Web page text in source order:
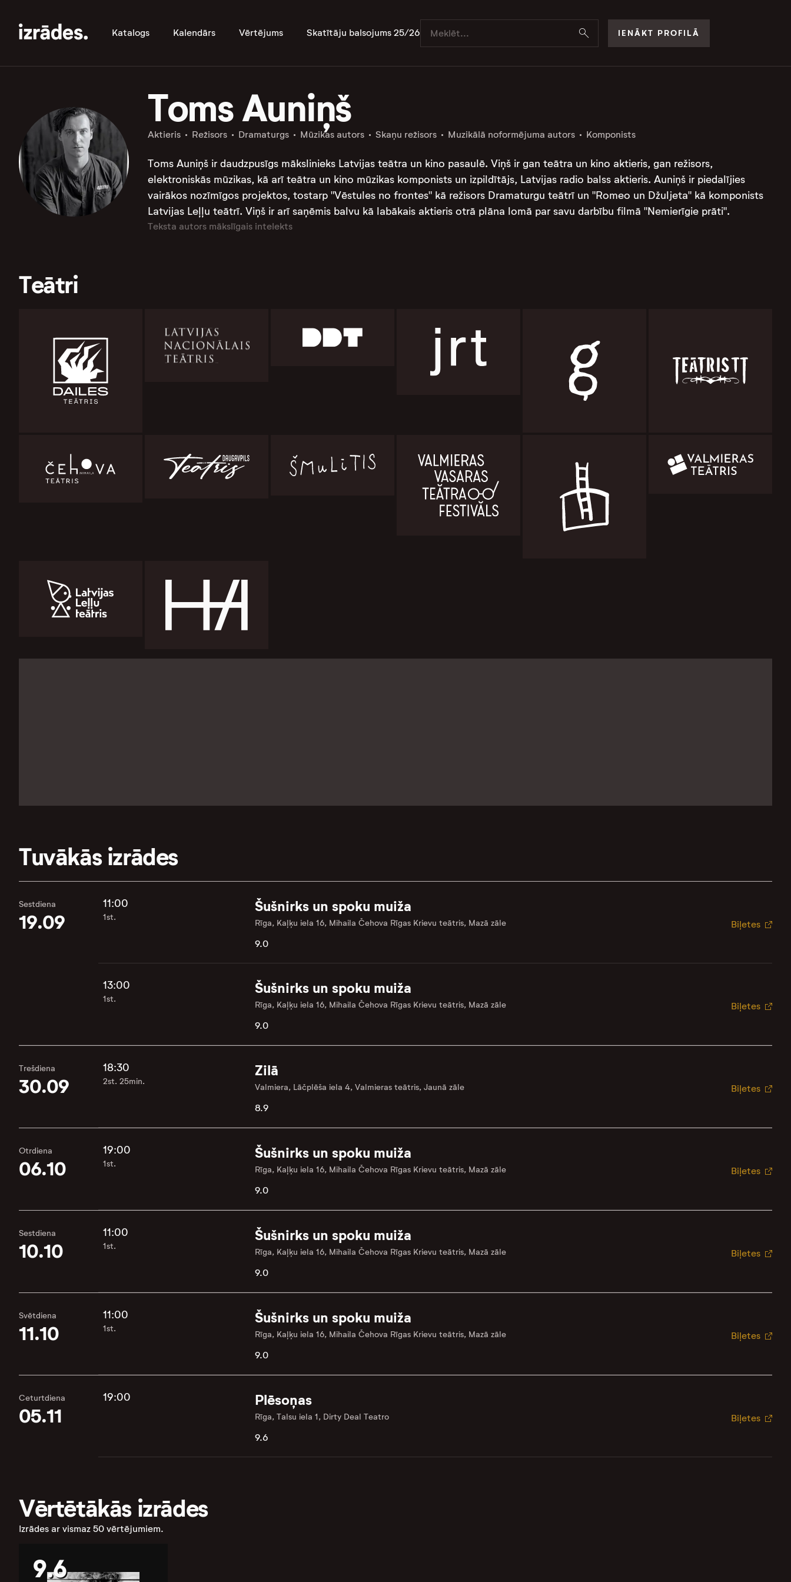
Katalogs Kalendārs Vērtējums Skatītāju balsojums 25/26 IENĀKT PROFILĀ
Toms Auniņš
Aktieris Režisors Dramaturgs Mūzikas autors Skaņu režisors Muzikālā noformējuma autors Komponists
Toms Auniņš ir daudzpusīgs mākslinieks Latvijas teātra un kino pasaulē. Viņš ir gan teātra un kino aktieris, gan režisors,
elektroniskās mūzikas, kā arī teātra un kino mūzikas komponists un izpildītājs, Latvijas radio balss aktieris. Auniņš ir piedalījies
vairākos nozīmīgos projektos, tostarp "Vēstules no frontes" kā režisors Dramaturgu teātrī un "Romeo un Džuljeta" kā komponists
Latvijas Leļļu teātrī. Viņš ir arī saņēmis balvu kā labākais aktieris otrā plāna lomā par savu darbību filmā "Nemierīgie prāti"​​​​​​​​.
Teksta autors mākslīgais intelekts
Teātri
Tuvākās izrādes
Sestdiena
19.09
11:00
1st.
Šušnirks un spoku muiža
Rīga, Kaļķu iela 16, Mihaila Čehova Rīgas Krievu teātris, Mazā zāle
9.0
Biļetes
13:00
1st.
Šušnirks un spoku muiža
Rīga, Kaļķu iela 16, Mihaila Čehova Rīgas Krievu teātris, Mazā zāle
9.0
Biļetes
Trešdiena
30.09
18:30
2st. 25min.
Zilā
Valmiera, Lāčplēša iela 4, Valmieras teātris, Jaunā zāle
8.9
Biļetes
Otrdiena
06.10
19:00
1st.
Šušnirks un spoku muiža
Rīga, Kaļķu iela 16, Mihaila Čehova Rīgas Krievu teātris, Mazā zāle
9.0
Biļetes
Sestdiena
10.10
11:00
1st.
Šušnirks un spoku muiža
Rīga, Kaļķu iela 16, Mihaila Čehova Rīgas Krievu teātris, Mazā zāle
9.0
Biļetes
Svētdiena
11.10
11:00
1st.
Šušnirks un spoku muiža
Rīga, Kaļķu iela 16, Mihaila Čehova Rīgas Krievu teātris, Mazā zāle
9.0
Biļetes
Ceturtdiena
05.11
19:00 Plēsoņas
Rīga, Talsu iela 1, Dirty Deal Teatro
9.6
Biļetes
Vērtētākās izrādes
Izrādes ar vismaz 50 vērtējumiem.
9.6